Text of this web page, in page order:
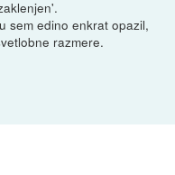
sem edino enkrat opazil,
razmere.